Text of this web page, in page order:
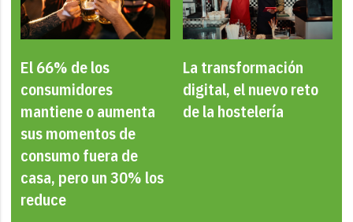
El 66% de los
consumidores
mantiene o aumenta
sus momentos de
consumo fuera de
casa, pero un 30% los
reduce
La transformación
digital, el nuevo reto
de la hostelería